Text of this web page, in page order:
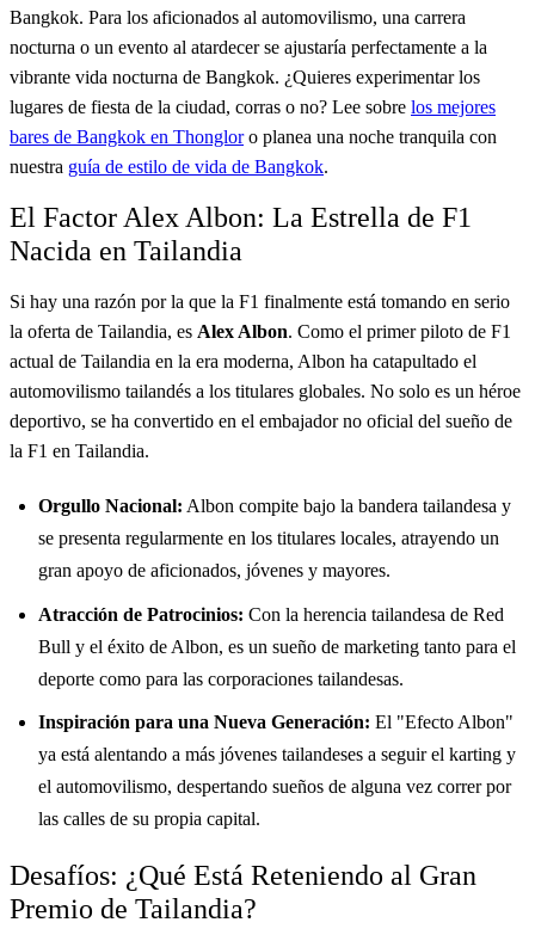
Bangkok. Para los aficionados al automovilismo, una carrera
nocturna o un evento al atardecer se ajustaría perfectamente a la
vibrante vida nocturna de Bangkok. ¿Quieres experimentar los
lugares de fiesta de la ciudad, corras o no? Lee sobre los mejores
bares de Bangkok en Thongloro planea una noche tranquila con
nuestra guía de estilo de vida de Bangkok.
El Factor Alex Albon: La Estrella de F1
Nacida en Tailandia
Si hay una razón por la que la F1 finalmente está tomando en serio
la oferta de Tailandia, es Alex Albon. Como el primer piloto de F1
actual de Tailandia en la era moderna, Albon ha catapultado el
automovilismo tailandés a los titulares globales. No solo es un héroe
deportivo, se ha convertido en el embajador no oficial del sueño de
la F1 en Tailandia.
Orgullo Nacional: Albon compite bajo la bandera tailandesa y
se presenta regularmente en los titulares locales, atrayendo un
gran apoyo de aficionados, jóvenes y mayores.
Atracción de Patrocinios: Con la herencia tailandesa de Red
Bull y el éxito de Albon, es un sueño de marketing tanto para el
deporte como para las corporaciones tailandesas.
Inspiración para una Nueva Generación: El "Efecto Albon"
ya está alentando a más jóvenes tailandeses a seguir el karting y
el automovilismo, despertando sueños de alguna vez correr por
las calles de su propia capital.
Desafíos: ¿Qué Está Reteniendo al Gran
Premio de Tailandia?